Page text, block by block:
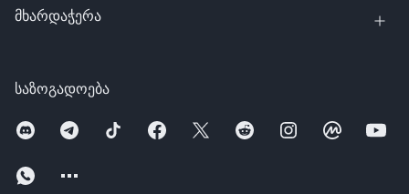
საზოგადოება
მხარდაჭერა